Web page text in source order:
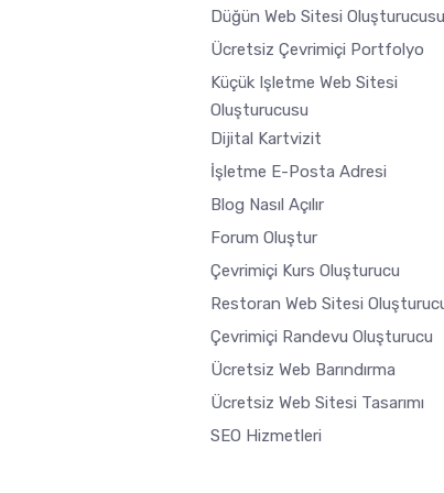
Düğün Web Sitesi Oluşturucusu
Ücretsiz Çevrimiçi Portfolyo
Küçük Işletme Web Sitesi
Oluşturucusu
Dijital Kartvizit
İşletme E-Posta Adresi
Blog Nasıl Açılır
Forum Oluştur
Çevrimiçi Kurs Oluşturucu
Restoran Web Sitesi
Çevrimiçi Randevu Oluşturucu
Ücretsiz Web Barındırma
Ücretsiz Web Sitesi Tasarımı
SEO Hizmetleri